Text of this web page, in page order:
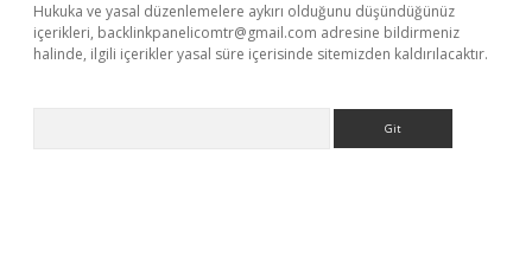
Hukuka ve yasal düzenlemelere aykırı olduğunu düşündüğünüz
içerikleri, backlinkpanelicomtr@gmail.com adresine bildirmeniz
halinde, ilgili içerikler yasal süre içerisinde sitemizden kaldırılacaktır.